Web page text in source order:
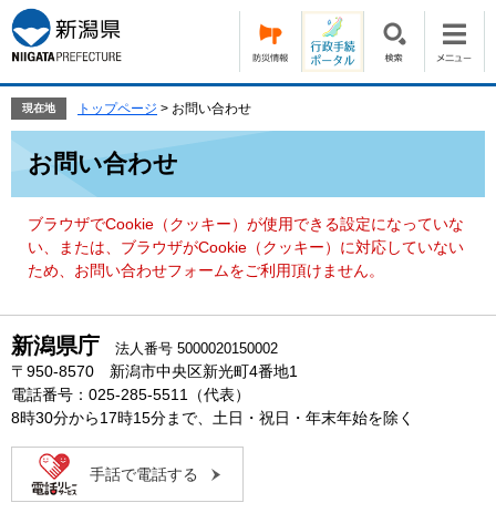
ー
ジ
の
頭
す。
ニ
ュ
ー
飛
て
現在地 トップページ > お問い合わせ
お問い合わせ
ブラウザでCookie（クッキー）が使用できる設定になっていな
い、または、ブラウザがCookie（クッキー）に対応していない
ため、お問い合わせフォームをご利用頂けません。
新潟県庁 法人番号 5000020150002
〒950-8570 新潟市中央区新光町4番地1
電話番号：025-285-5511（代表）
8時30分から17時15分まで、土日・祝日・年末年始を除く
手話で電話する